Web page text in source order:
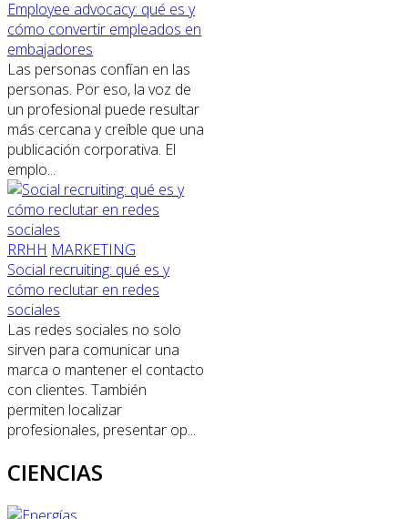
Employee advocacy: qué es y
cómo convertir empleados en
embajadores
Las personas confían en las
personas. Por eso, la voz de
un profesional puede resultar
más cercana y creíble que una
publicación corporativa. El
emplo...
RRHH MARKETING
Social recruiting: qué es y
cómo reclutar en redes
sociales
Las redes sociales no solo
sirven para comunicar una
marca o mantener el contacto
con clientes. También
permiten localizar
profesionales, presentar op...
CIENCIAS